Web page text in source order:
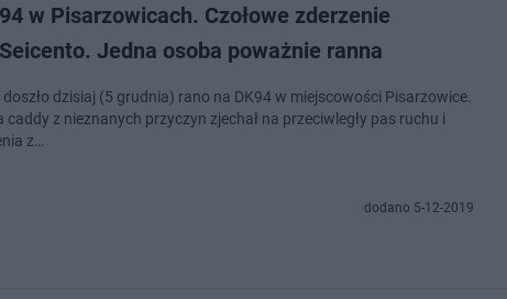
w Pisarzowicach. Czołowe zderzenie
Jedna osoba poważnie ranna
dzisiaj (5 grudnia) rano na DK94 w miejscowości Pisarzowice.
z nieznanych przyczyn zjechał na przeciwległy pas ruchu i
z…
dodano 5-12-2019